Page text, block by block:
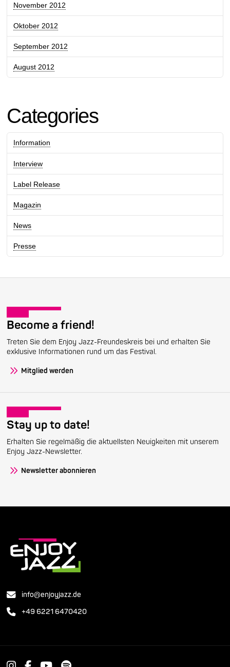
November 2012
Oktober 2012
September 2012
August 2012
Categories
Information
Interview
Label Release
Magazin
News
Presse
Become a friend!
Treten Sie dem Enjoy Jazz-Freundeskreis bei und erhalten Sie
exklusive Informationen rund um das Festival.
Mitglied werden
Stay up to date!
Erhalten Sie regelmäßig die aktuellsten Neuigkeiten mit unserem
Enjoy Jazz-Newsletter.
Newsletter abonnieren
info@enjoyjazz.de
+49 6221 6470420